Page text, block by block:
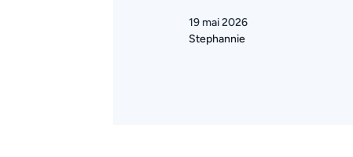
19 mai 2026
Stephannie